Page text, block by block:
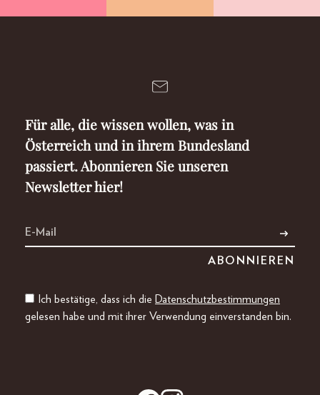
Für alle, die wissen wollen, was in
Österreich und in ihrem Bundesland
passiert. Abonnieren Sie unseren
Newsletter hier!
Ich bestätige, dass ich die Datenschutzbestimmungen
gelesen habe und mit ihrer Verwendung einverstanden bin.